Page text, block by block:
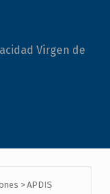
Virgen de
>APDIS